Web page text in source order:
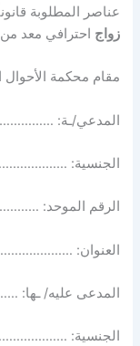
عناصر المطلوبة
زواج احترافي معد من
مقام محكمة
المدعي/ـة:
الجنسية:
الرقم الموحد:
العنوان:
المدعى عليه/
الجنسية: